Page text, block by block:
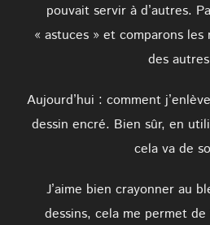
pouvait servir à d’autres.
« astuces » et comparons
des
Aujourd’hui : comment
dessin encré. Bien sûr, en
cela va de
J’aime bien crayonner au
dessins, cela me permet